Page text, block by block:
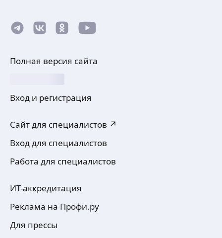
Полная версия сайта
Вход и регистрация
Сайт для специалистов ↗
Вход для специалистов
Работа для специалистов
ИТ-аккредитация
Реклама на Профи.ру
Для прессы